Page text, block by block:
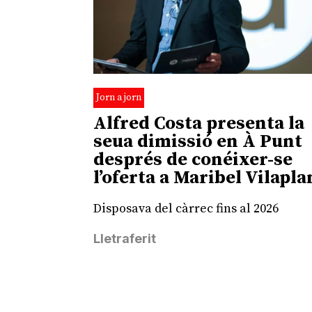
Jorn a jorn
Alfred Costa presenta la
seua dimissió en À Punt
després de conéixer-se
l’oferta a Maribel
Disposava del càrrec fins al 2026
Lletraferit